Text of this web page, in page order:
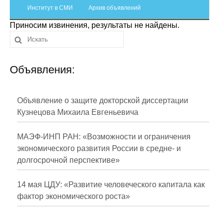
Отчетность
Противодействие коррупции
Материалы для СМИ
Публикации
Научная жизнь
Проблемы прогнозирования
О журнале
Номера журналов
Институт в СМИ Архив объявлений
Приносим извинения, результаты не найдены.
Объявления:
Объявление о защите докторской диссертации
Кузнецова Михаила Евгеньевича
МАЭФ-ИНП РАН: «Возможности и ограничения
экономического развития России в средне- и
долгосрочной перспективе»
14 мая ЦДУ: «Развитие человеческого капитала как
фактор экономического роста»